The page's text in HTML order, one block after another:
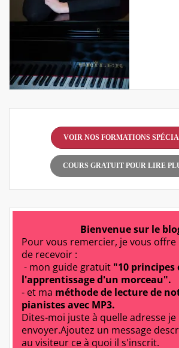
VOIR NOS FORMATIONS
COURS GRATUIT POUR LIRE